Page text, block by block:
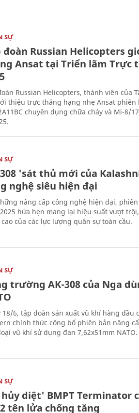
SỰ
đoàn Russian Helicopters
Ansat tại Triển lãm Trực
Russian Helicopters, thành viên của
thiệu trực thăng hạng nhẹ Ansat phiên
chuyên dụng chữa cháy và Mi-8/
SỰ
'sát thủ mới của
nghệ siêu hiện đại
nâng cấp công nghệ hiện đại,
hứa hẹn mang lại hiệu suất vượt
của các lực lượng quân sự toàn cầu.
SỰ
trường AK-308 của Nga
18/6, tập đoàn sản xuất vũ khí hàng đầu
chính thức công bố phiên bản nâng
vũ khí sử dụng đạn 7,62x51mm NATO.
SỰ
hủy diệt' BMPT Terminator
tên lửa chống tăng